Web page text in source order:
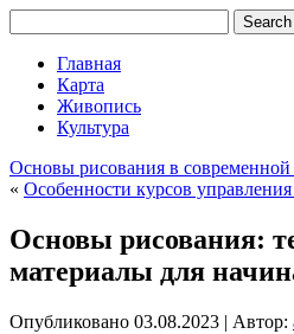
Главная
Карта
Живопись
Культура
Основы рисования в современной
« Особенности курсов
Основы рисования:
материалы для
Опубликовано 03.08.2023 | Автор: